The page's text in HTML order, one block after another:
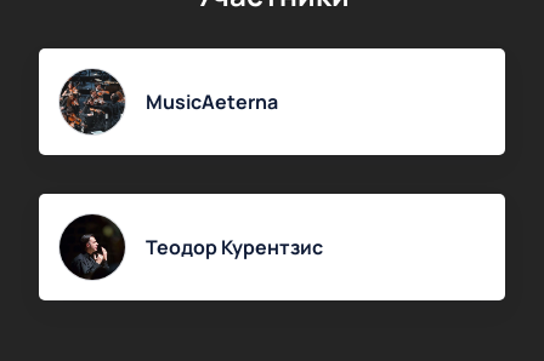
MusicAeterna
Теодор Курентзис